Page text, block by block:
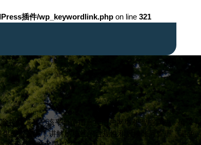
插件/wp_keywordlink.php on line 321
控制工具。该平台使用真实用户网络和智能算法，确保
教育资源，讲解刷粉丝的合规性和后续账号管理，避免